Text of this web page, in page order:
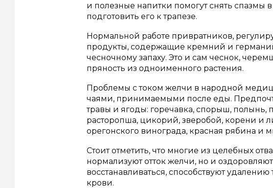
и полезные напитки помогут снять спазмы
подготовить его к трапезе.
Нормальной работе привратников,
продукты, содержащие кремний и
чесночному запаху. Это и сам чеснок,
пряность из одноименного растения.
Проблемы с током желчи в народной
чаями, принимаемыми после еды.
травы и ягоды: горечавка, спорыш,
расторопша, цикорий, зверобой, корени и
орегонского винограда, красная рябина и
Стоит отметить, что многие из целебных
нормализуют отток желчи, но и
восстанавливаться, способствуют
крови.